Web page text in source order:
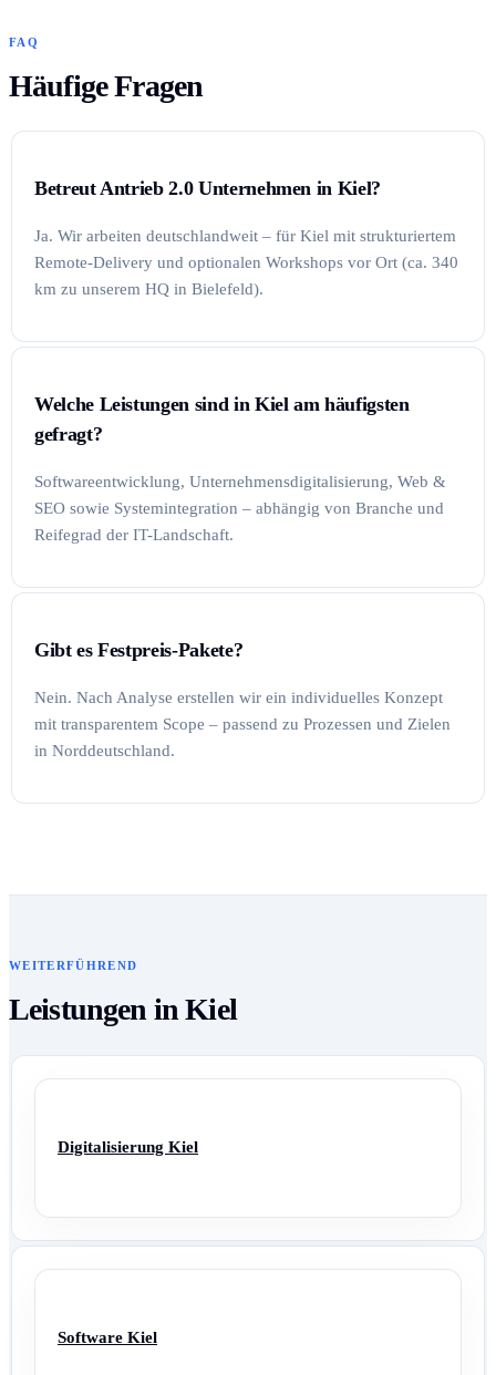
FAQ
Häufige Fragen
Betreut Antrieb 2.0 Unternehmen in Kiel?
Ja. Wir arbeiten deutschlandweit – für Kiel mit strukturiertem
Remote-Delivery und optionalen Workshops vor Ort (ca. 340
km zu unserem HQ in Bielefeld).
Welche Leistungen sind in Kiel am häufigsten
gefragt?
Softwareentwicklung, Unternehmensdigitalisierung, Web &
SEO sowie Systemintegration – abhängig von Branche und
Reifegrad der IT-Landschaft.
Gibt es Festpreis-Pakete?
Nein. Nach Analyse erstellen wir ein individuelles Konzept
mit transparentem Scope – passend zu Prozessen und Zielen
in Norddeutschland.
WEITERFÜHREND
Leistungen in Kiel
Digitalisierung Kiel
Software Kiel